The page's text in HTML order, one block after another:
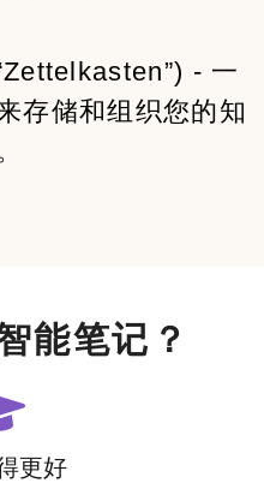
- 一
存储和组织您的知
能笔记？
更好